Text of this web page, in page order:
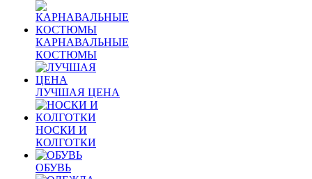
КАРНАВАЛЬНЫЕ
КОСТЮМЫ
ЛУЧШАЯ ЦЕНА
НОСКИ И
КОЛГОТКИ
ОБУВЬ